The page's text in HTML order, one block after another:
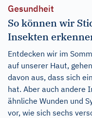
Gesundheit
So können wir
Insekten
Entdecken wir im
auf unserer Haut,
davon aus, dass sich
hat. Aber auch andere
ähnliche Wunden und
vor, wie sich sechs